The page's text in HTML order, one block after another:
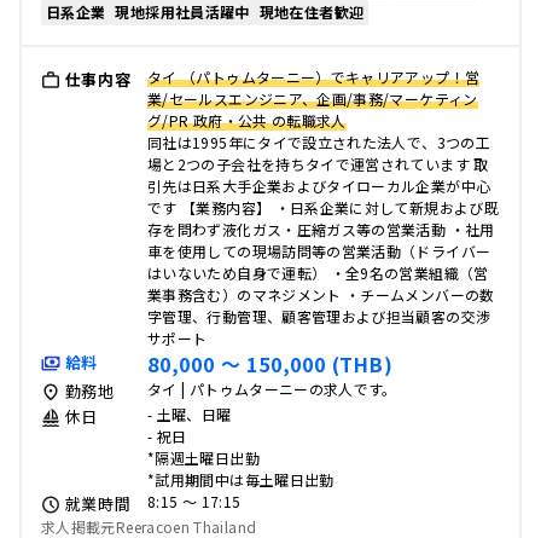
日系企業 現地採用社員活躍中 現地在住者歓迎
仕事内容
タイ （パトゥムターニー）でキャリアアップ！営
業/セールスエンジニア、企画/事務/マーケティン
グ/PR 政府・公共 の転職求人
同社は1995年にタイで設立された法人で、3つの工
場と2つの子会社を持ちタイで運営されています 取
引先は日系大手企業およびタイローカル企業が中心
です 【業務内容】 ・日系企業に対して新規および既
存を問わず液化ガス・圧縮ガス等の営業活動 ・社用
車を使用しての現場訪問等の営業活動（ドライバー
はいないため自身で運転） ・全9名の営業組織（営
業事務含む）のマネジメント ・チームメンバーの数
字管理、行動管理、顧客管理および担当顧客の交渉
サポート
給料 80,000 〜 150,000 (THB)
勤務地 タイ | パトゥムターニーの求人です。
休日
- 土曜、日曜
- 祝日
*隔週土曜日出勤
*試用期間中は毎土曜日出勤
就業時間
8:15 〜 17:15
求人掲載元Reeracoen Thailand